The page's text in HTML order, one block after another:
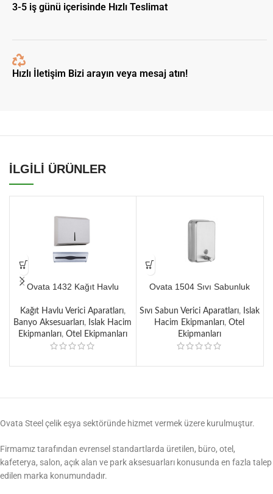
3-5 iş günü içerisinde Hızlı Teslimat
Hızlı İletişim Bizi arayın veya mesaj atın!
İLGİLİ ÜRÜNLER
Ovata 1432 Kağıt Havlu
Kağıt Havlu Verici Aparatları,
Banyo Aksesuarları, Islak Hacim
Ekipmanları, Otel Ekipmanları
Ovata 1504 Sıvı Sabunluk
Sıvı Sabun Verici Aparatları, Islak
Hacim Ekipmanları,Otel
Ekipmanları
Ovata Steel çelik eşya sektöründe hizmet vermek üzere kurulmuştur.
Firmamız tarafından evrensel standartlarda üretilen, büro, otel,
kafeterya, salon, açık alan ve park aksesuarları konusunda en fazla talep
edilen marka konumundadır.